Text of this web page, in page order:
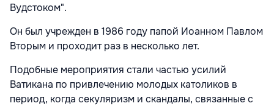
Вудстоком".
Он был учрежден в 1986 году папой Иоанном Павлом
Вторым и проходит раз в несколько лет.
Подобные мероприятия стали частью усилий
Ватикана по привлечению молодых католиков в
период, когда секуляризм и скандалы, связанные с